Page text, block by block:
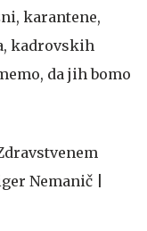
karantene,
kadrovskih
da jih bomo